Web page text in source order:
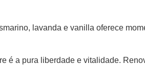
lavanda e vanilla oferece
é a pura liberdade e vitalidade.